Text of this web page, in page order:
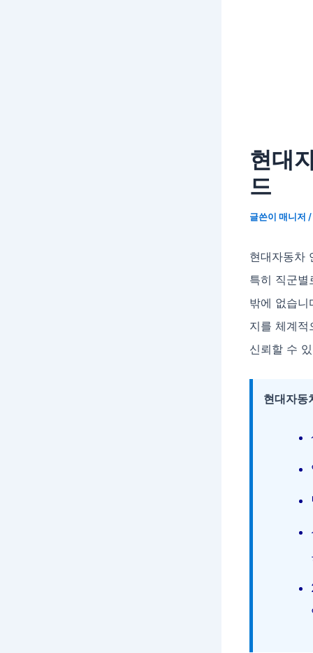
현대
드
글쓴이 매니저 /
현대자동차
특히 직군
밖에 없습
지를 체계
신뢰할 수
현대자동